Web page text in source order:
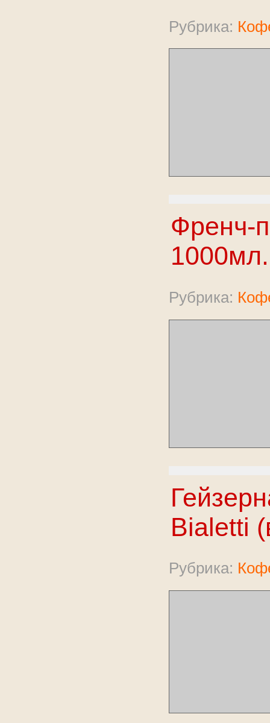
Рубрика:
Френч-
1000мл.
Рубрика:
Bialetti
Рубрика: